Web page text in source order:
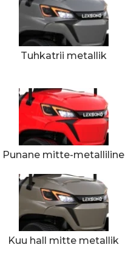
Tuhkatrii metallik
Punane mitte-metalliline
Kuu hall mitte metallik